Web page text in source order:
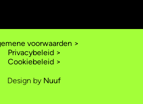
voorwaarden >
Privacybeleid >
Cookiebeleid >
Design by Nuuf